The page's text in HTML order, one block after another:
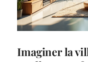
Imaginer la